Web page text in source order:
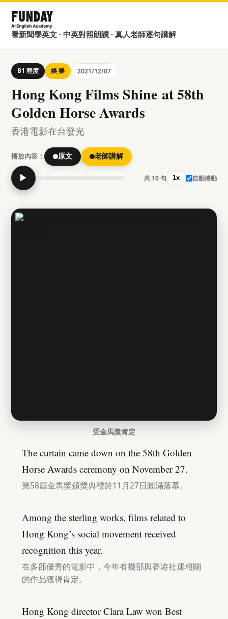
看新聞學英文 · 中英對照朗讀 · 真人老師逐句講解
B1 程度 娛 樂 2021/12/07
Hong Kong Films Shine at 58th
Golden Horse Awards
香港電影在台發光
播放內容： 原文 老師講解
▶ 共 10 句 1x 自動捲動
受金馬獎肯定
The curtain came down on the 58th Golden
Horse Awards ceremony on November 27.
第58屆金馬獎頒獎典禮於11月27日圓滿落幕。
Among the sterling works, films related to
Hong Kong’s social movement received
recognition this year.
在多部優秀的電影中，今年有幾部與香港社運相關
的作品獲得肯定。
Hong Kong director Clara Law won Best